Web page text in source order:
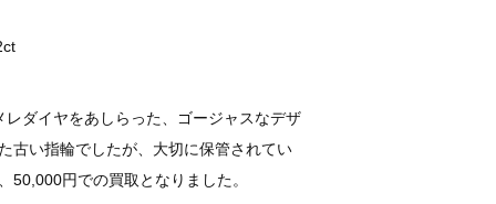
ダイヤをあしらった、ゴージャスなデザ
古い指輪でしたが、大切に保管されてい
50,000円での買取となりました。